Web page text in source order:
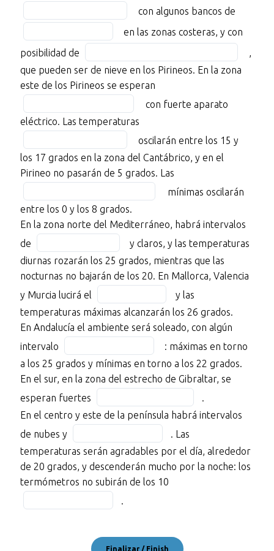
el
norte
de
España
se
esperan
cielos
BLANK
of
12
con
bancos
de
BLANK
of
12
en
las
zonas
costeras,
y
con
de
BLANK
3
of
12,
que
ser
in
blank
of
con algunos bancos de
the
blank
2
en las zonas costeras, y con
posibilidad de Fill
in
the
blank
3
of
,
que pueden ser de nieve en los Pirineos. En la zona
este de los Pirineos se esperan
in
4
of
12
con fuerte aparato
eléctrico. Las temperaturas
in
the
blank
5
of
oscilarán entre los 15 y
los 17 grados en la zona del Cantábrico, y en el
Pirineo no pasarán de 5 grados. Las
in
blank
of
12
mínimas oscilarán
entre los 0 y los 8 grados.
En la zona norte del Mediterráneo, habrá intervalos
de Fill
in
the
7
of
12
y claros, y las temperaturas
diurnas rozarán los 25 grados, mientras que las
nocturnas no bajarán de los 20. En Mallorca, Valencia
y Murcia lucirá el Fill
in
the
blank
8
of
12
y las
temperaturas máximas alcanzarán los 26 grados.
En Andalucía el ambiente será soleado, con algún
intervalo Fill
in
9
of
12
: máximas en torno
a los 25 grados y mínimas en torno a los 22 grados.
En el sur, en la zona del estrecho de Gibraltar, se
esperan fuertes Fill
in
the
blank
10
of
12
.
En el centro y este de la península habrá intervalos
de nubes y Fill
in
blank
11
of
. Las
temperaturas serán agradables por el día, alrededor
de 20 grados, y descenderán mucho por la noche: los
termómetros no subirán de los 10
12
.